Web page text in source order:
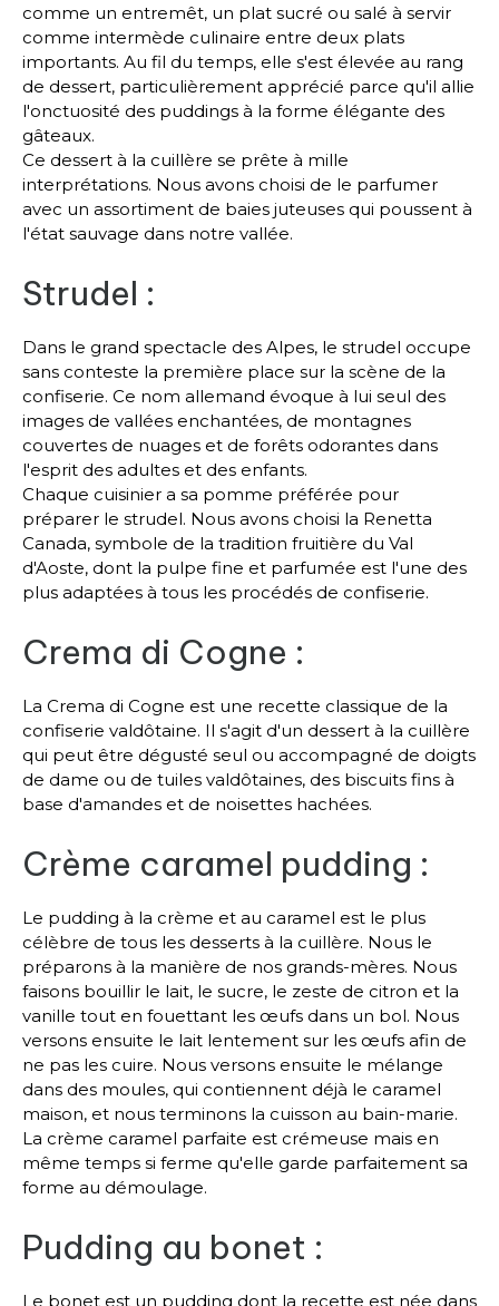
comme un entremêt, un plat sucré ou salé à servir
comme intermède culinaire entre deux plats
importants. Au fil du temps, elle s'est élevée au rang
de dessert, particulièrement apprécié parce qu'il allie
l'onctuosité des puddings à la forme élégante des
gâteaux.
Ce dessert à la cuillère se prête à mille
interprétations. Nous avons choisi de le parfumer
avec un assortiment de baies juteuses qui poussent à
l'état sauvage dans notre vallée.
Strudel :
Dans le grand spectacle des Alpes, le strudel occupe
sans conteste la première place sur la scène de la
confiserie. Ce nom allemand évoque à lui seul des
images de vallées enchantées, de montagnes
couvertes de nuages et de forêts odorantes dans
l'esprit des adultes et des enfants.
Chaque cuisinier a sa pomme préférée pour
préparer le strudel. Nous avons choisi la Renetta
Canada, symbole de la tradition fruitière du Val
d'Aoste, dont la pulpe fine et parfumée est l'une des
plus adaptées à tous les procédés de confiserie.
Crema di Cogne :
La Crema di Cogne est une recette classique de la
confiserie valdôtaine. Il s'agit d'un dessert à la cuillère
qui peut être dégusté seul ou accompagné de doigts
de dame ou de tuiles valdôtaines, des biscuits fins à
base d'amandes et de noisettes hachées.
Crème caramel pudding :
Le pudding à la crème et au caramel est le plus
célèbre de tous les desserts à la cuillère. Nous le
préparons à la manière de nos grands-mères. Nous
faisons bouillir le lait, le sucre, le zeste de citron et la
vanille tout en fouettant les œufs dans un bol. Nous
versons ensuite le lait lentement sur les œufs afin de
ne pas les cuire. Nous versons ensuite le mélange
dans des moules, qui contiennent déjà le caramel
maison, et nous terminons la cuisson au bain-marie.
La crème caramel parfaite est crémeuse mais en
même temps si ferme qu'elle garde parfaitement sa
forme au démoulage.
Pudding au bonet :
Le bonet est un pudding dont la recette est née dans